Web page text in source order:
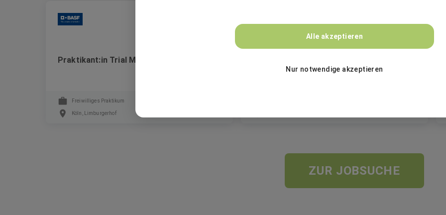
Praktikant:in Trial Management (m/w/d)
Freiwilliges Praktikum
Köln, Limburgerhof
Finanzdienstleistungen (B.A.) 2027
ZUR JOBSUCHE
Alle akzeptieren
Nur notwendige akzeptieren